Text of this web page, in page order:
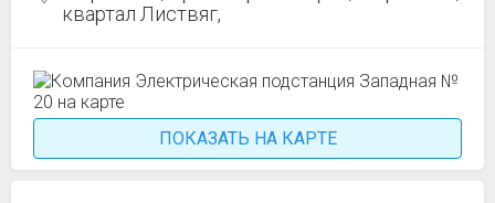
квартал Листвяг,
ПОКАЗАТЬ НА КАРТЕ